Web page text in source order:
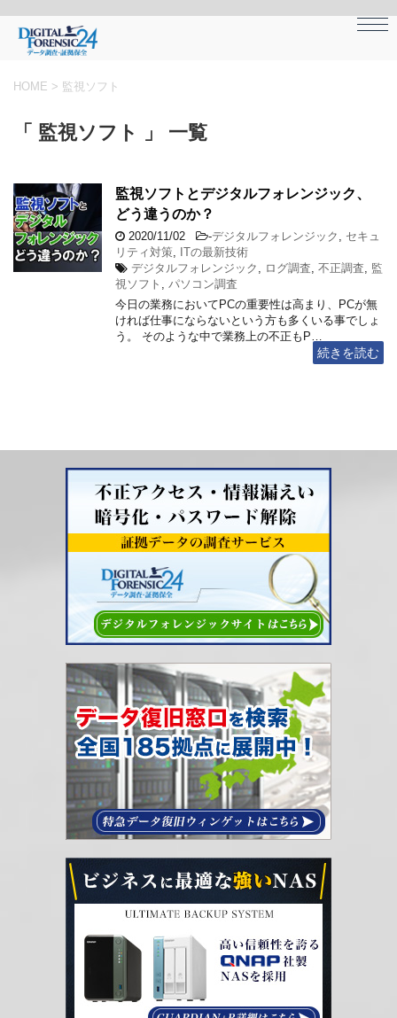
HOME > 監視ソフト
「 監視ソフト 」 一覧
監視ソフトとデジタルフォレンジック、
どう違うのか？
2020/11/02 -デジタルフォレンジック
セキュ
リティ対策 ITの最新技術
デジタルフォレンジック
ログ調査 不正調査
監
視ソフト
パソコン調査
今日の業務においてPCの重要性は高まり、PCが無
ければ仕事にならないという方も多くいる事でしょ
う。 そのような中で業務上の不正もP…
続きを読む